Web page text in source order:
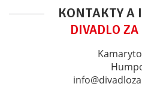
KONTAKTY A
DIVADLO